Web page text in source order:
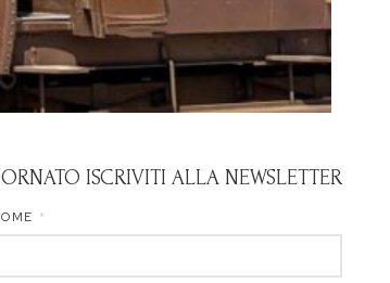
ISCRIVITI ALLA NEWSLETTER